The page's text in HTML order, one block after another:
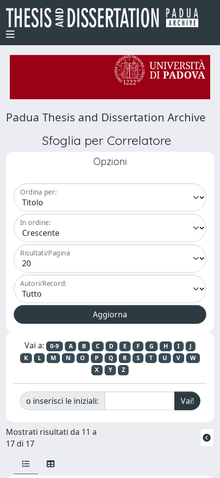
Padua Thesis and Dissertation Archive
Sfoglia per Correlatore
Opzioni
Ordina per:
In ordine:
Risultati/Pagina
Autori/Record:
Vai a: 0-9 A B C D E F G H I
J
K
L M N O P Q R S T U V
W
X
Y Z
o inserisci le iniziali:
Mostrati risultati da 11 a
17 di 17